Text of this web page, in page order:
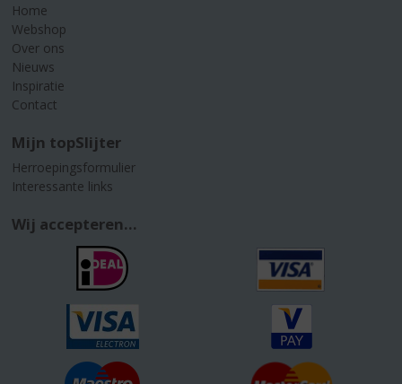
Home
Webshop
Over ons
Nieuws
Inspiratie
Contact
Mijn topSlijter
Herroepingsformulier
Interessante links
Wij accepteren...